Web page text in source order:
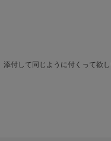
付して同じように付くって欲